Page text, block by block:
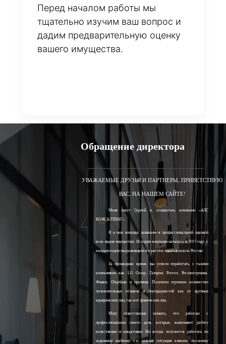
Перед началом работы мы
тщательно изучим ваш вопрос и
дадим предварительную оценку
вашего имущества.
Обращение директора
УВАЖАЕМЫЕ ДРУЗЬЯ И ПАРТНЕРЫ, ПРИВЕТСТВУЮ
ВАС, НА НАШЕМ САЙТЕ!
Меня зовут Сергей, я, основатель компании «АЛС
КОНСАЛТИНГ».
Я и моя команда занимаемся профессиональной оценкой
всех видов имущества. История компании началась в 2013 году, с
каждым годом мы развиваемся и растём, охватывая всю Россию.
За прошедшее время, мы успели поработать с такими
компаниями как: LG Group, Газпром, Ростех, Росэлектроника,
Финам, Сбербанк и прочими. Получили огромное количество
положительных отзывов и благодарностей как от крупных
юридических лиц, так и от физических лиц.
Могу ответственно заявить, что работаю с
профессионалами своего дела, которые, выполняют работу
качественно и оперативно. Ни всегда получается работать по
заданному шаблону, т.к. каждая ситуация клиента, по-своему